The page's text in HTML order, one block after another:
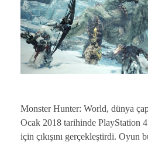
Monster Hunter: World, dünya
Ocak 2018 tarihinde PlayStation
için çıkışını gerçekleştirdi. Oyun